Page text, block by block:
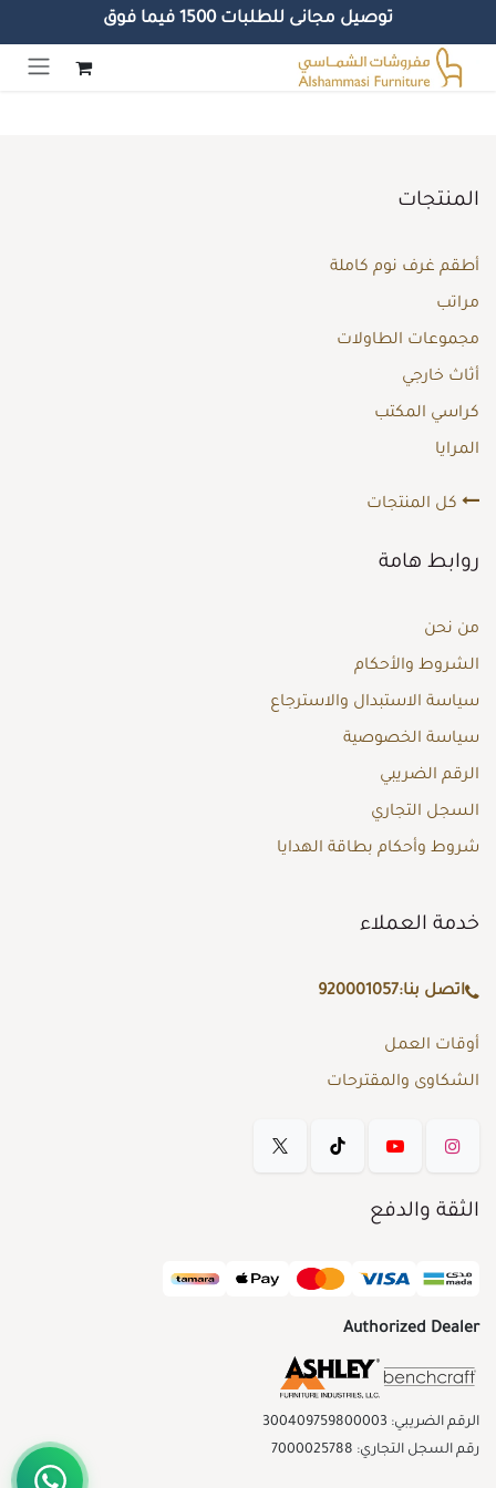
توصيل مجانى للطلبات 1500 فيما فوق
تخطي للذهاب إلى المحتوى
المنتجات
أطقم غرف نوم كاملة
مراتب
مجموعات الطاولات
أثاث خارجي
كراسي المكتب
المرايا
كل المنتجات
روابط هامة
من نحن
الشروط والأحكام
سياسة الاستبدال والاسترجاع
سياسة الخصوصية
الرقم الضريبي
السجل التجاري
شروط وأحكام بطاقة الهدايا
خدمة العملاء
اتصل بنا:920001057
أوقات العمل
الشكاوى والمقترحات
الثقة والدفع
Authorized Dealer
الرقم الضريبي: 300409759800003
رقم السجل التجاري: 7000025788